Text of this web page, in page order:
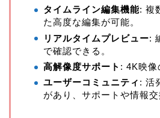
タイムライン編集機能: 複
た高度な編集が可能。
リアルタイムプレビュー:
で確認できる。
高解像度サポート : 4K映像
ユーザーコミュニティ : 活
があり、サポートや情報交